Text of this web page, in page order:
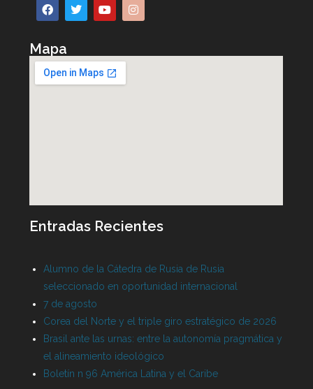
Mapa
Entradas Recientes
Alumno de la Cátedra de Rusia de Rusia
seleccionado en oportunidad internacional
7 de agosto
Corea del Norte y el triple giro estratégico de 2026
Brasil ante las urnas: entre la autonomía pragmática y
el alineamiento ideológico
Boletín n 96 América Latina y el Caribe